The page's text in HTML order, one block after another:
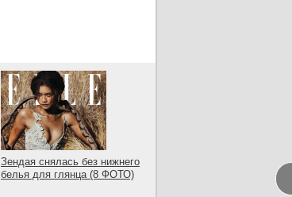
Зендая снялась без нижнего
белья для глянца (8 ФОТО)